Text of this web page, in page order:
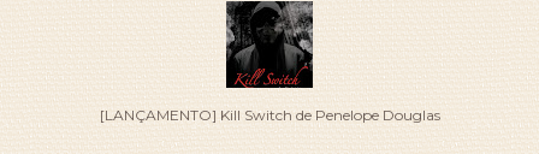
[LANÇAMENTO] Kill Switch de Penelope Douglas